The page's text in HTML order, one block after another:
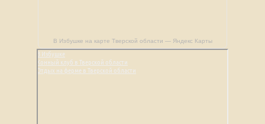
В Избушке на карте Тверской области — Яндекс Карты
В Избушке
Конный клуб в Тверской области
Отдых на ферме в Тверской области